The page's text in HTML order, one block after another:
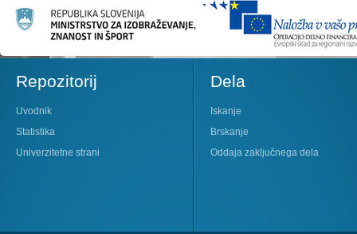
Repozitorij
Uvodnik
Statistika
Univerzitetne strani
Dela
Iskanje
Brskanje
Oddaja zaključnega dela